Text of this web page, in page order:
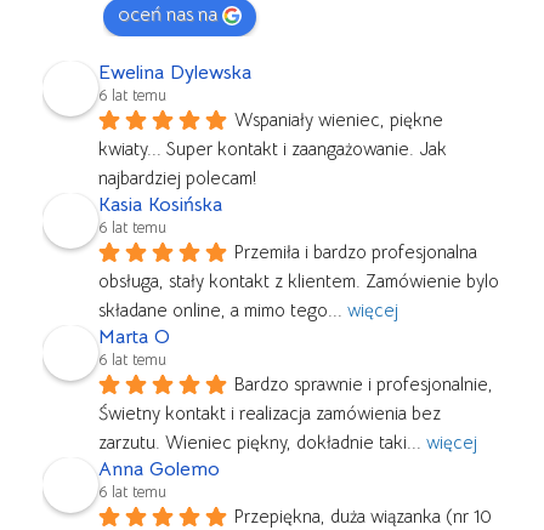
oceń nas na
Ewelina Dylewska
6 lat temu
Wspaniały wieniec, piękne
kwiaty... Super kontakt i zaangażowanie. Jak
najbardziej polecam!
Kasia Kosińska
6 lat temu
Przemiła i bardzo profesjonalna
obsługa, stały kontakt z klientem. Zamówienie bylo
składane online, a mimo tego... więcej
Marta O
6 lat temu
Bardzo sprawnie i profesjonalnie,
Świetny kontakt i realizacja zamówienia bez
zarzutu. Wieniec piękny, dokładnie taki... więcej
Anna Golemo
6 lat temu
Przepiękna, duża wiązanka (nr 10